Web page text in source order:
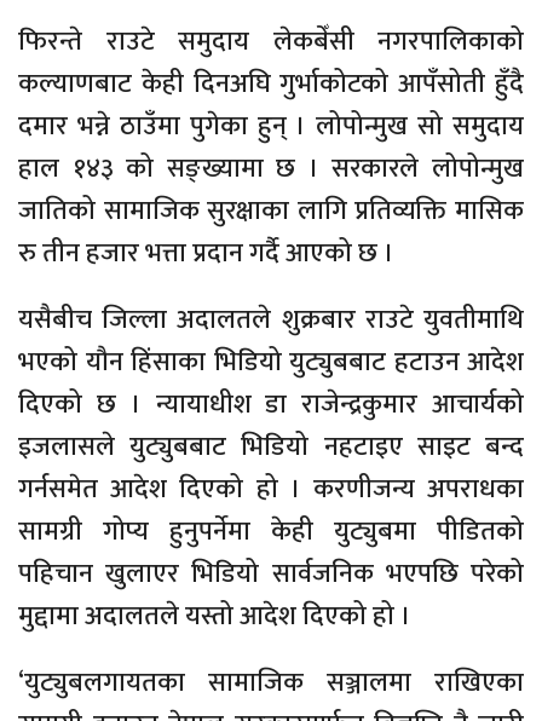
फिरन्ते राउटे समुदाय लेकबेँसी नगरपालिकाको
कल्याणबाट केही दिनअघि गुर्भाकोटको आपँसोती हुँदै
दमार भन्ने ठाउँमा पुगेका हुन् । लोपोन्मुख सो समुदाय
हाल १४३ को सङ्ख्यामा छ । सरकारले लोपोन्मुख
जातिको सामाजिक सुरक्षाका लागि प्रतिव्यक्ति मासिक
रु तीन हजार भत्ता प्रदान गर्दै आएको छ ।
यसैबीच जिल्ला अदालतले शुक्रबार राउटे युवतीमाथि
भएको यौन हिंसाका भिडियो युट्युबबाट हटाउन आदेश
दिएको छ । न्यायाधीश डा राजेन्द्रकुमार आचार्यको
इजलासले युट्युबबाट भिडियो नहटाइए साइट बन्द
गर्नसमेत आदेश दिएको हो । करणीजन्य अपराधका
सामग्री गोप्य हुनुपर्नेमा केही युट्युबमा पीडितको
पहिचान खुलाएर भिडियो सार्वजनिक भएपछि परेको
मुद्दामा अदालतले यस्तो आदेश दिएको हो ।
‘युट्युबलगायतका सामाजिक सञ्जालमा राखिएका